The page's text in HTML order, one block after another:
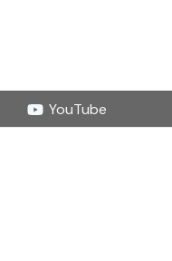
YouTube